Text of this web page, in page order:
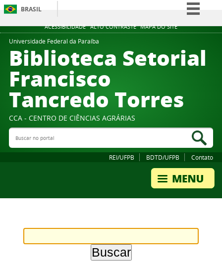
ACESSIBILIDADE ALTO CONTRASTE MAPA DO SITE
BRASIL
Simplifique!
Participe
Canais
Universidade Federal da Paraíba
Biblioteca Setorial
Francisco
Tancredo Torres
CCA - CENTRO DE CIÊNCIAS AGRÁRIAS
Buscar no portal
REI/UFPB BDTD/UFPB Contato